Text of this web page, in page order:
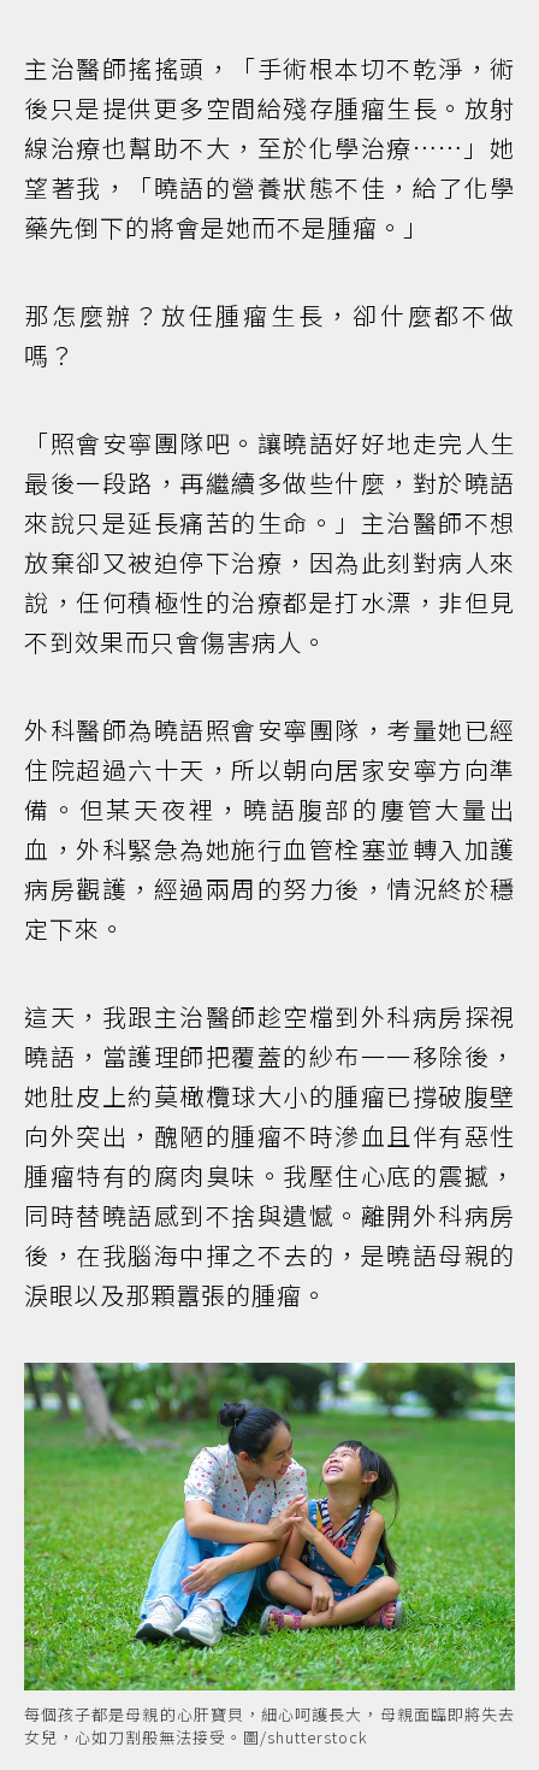
主治醫師搖搖頭，「手術根本切不乾淨，術
後只是提供更多空間給殘存腫瘤生長。放射
線治療也幫助不大，至於化學治療……」她
望著我，「曉語的營養狀態不佳，給了化學
藥先倒下的將會是她而不是腫瘤。」
那怎麼辦？放任腫瘤生長，卻什麼都不做
嗎？
「照會安寧團隊吧。讓曉語好好地走完人生
最後一段路，再繼續多做些什麼，對於曉語
來說只是延長痛苦的生命。」主治醫師不想
放棄卻又被迫停下治療，因為此刻對病人來
說，任何積極性的治療都是打水漂，非但見
不到效果而只會傷害病人。
外科醫師為曉語照會安寧團隊，考量她已經
住院超過六十天，所以朝向居家安寧方向準
備。但某天夜裡，曉語腹部的廔管大量出
血，外科緊急為她施行血管栓塞並轉入加護
病房觀護，經過兩周的努力後，情況終於穩
定下來。
這天，我跟主治醫師趁空檔到外科病房探視
曉語，當護理師把覆蓋的紗布一一移除後，
她肚皮上約莫橄欖球大小的腫瘤已撐破腹壁
向外突出，醜陋的腫瘤不時滲血且伴有惡性
腫瘤特有的腐肉臭味。我壓住心底的震撼，
同時替曉語感到不捨與遺憾。離開外科病房
後，在我腦海中揮之不去的，是曉語母親的
淚眼以及那顆囂張的腫瘤。
每個孩子都是母親的心肝寶貝，細心呵護長大，母親面臨即將失去
女兒，心如刀割般無法接受。圖/shutterstock